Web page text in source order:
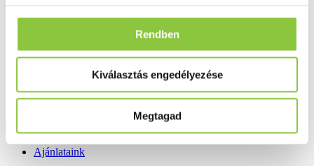
Rendben
Kiválasztás engedélyezése
Megtagad
É́lvezeti
Könyvek
Egészség ajándékba
Tápszer
Ajánlataink